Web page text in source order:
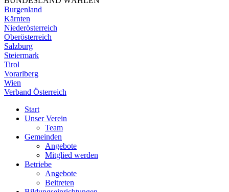
Burgenland
Kärnten
Niederösterreich
Oberösterreich
Salzburg
Steiermark
Tirol
Vorarlberg
Wien
Verband Österreich
Start
Unser Verein
Team
Gemeinden
Angebote
Mitglied werden
Betriebe
Angebote
Beitreten